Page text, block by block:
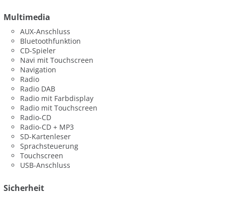
Multimedia
AUX-Anschluss
Bluetoothfunktion
CD-Spieler
Navi mit Touchscreen
Navigation
Radio
Radio DAB
Radio mit Farbdisplay
Radio mit Touchscreen
Radio-CD
Radio-CD + MP3
SD-Kartenleser
Sprachsteuerung
Touchscreen
USB-Anschluss
Sicherheit